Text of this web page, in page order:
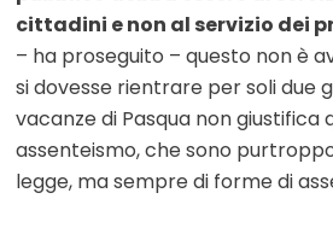
cittadini e non al servizio dei
– ha proseguito – questo non è
si dovesse rientrare per soli due
vacanze di Pasqua non giustifica
assenteismo, che sono
legge, ma sempre di forme di